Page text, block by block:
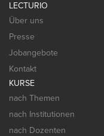
LECTURIO
Über uns
Presse
Jobangebote
Kontakt
KURSE
nach Themen
nach Institutionen
nach Dozenten